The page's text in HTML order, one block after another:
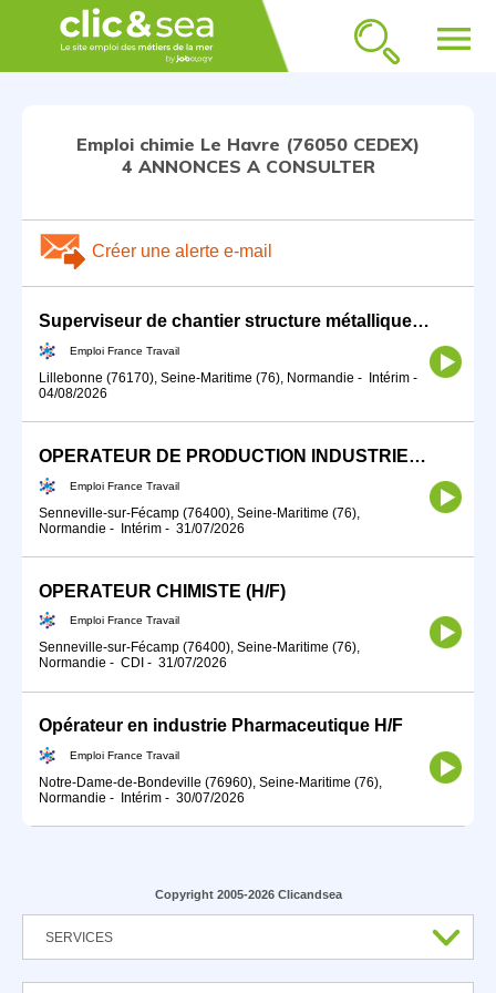
menu
Emploi chimie Le Havre (76050 CEDEX)
4 ANNONCES A CONSULTER
Créer une alerte e-mail
Superviseur de chantier structure métallique H/F
Emploi France Travail
Lillebonne (76170), Seine-Maritime (76), Normandie - Intérim -
04/08/2026
OPERATEUR DE PRODUCTION INDUSTRIEL CHIMIE (H/F)
Emploi France Travail
Senneville-sur-Fécamp (76400), Seine-Maritime (76),
Normandie - Intérim - 31/07/2026
OPERATEUR CHIMISTE (H/F)
Emploi France Travail
Senneville-sur-Fécamp (76400), Seine-Maritime (76),
Normandie - CDI - 31/07/2026
Opérateur en industrie Pharmaceutique H/F
Emploi France Travail
Notre-Dame-de-Bondeville (76960), Seine-Maritime (76),
Normandie - Intérim - 30/07/2026
Copyright 2005-2026 Clicandsea
SERVICES